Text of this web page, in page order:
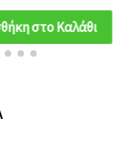
μέτρα
στο Καλάθι